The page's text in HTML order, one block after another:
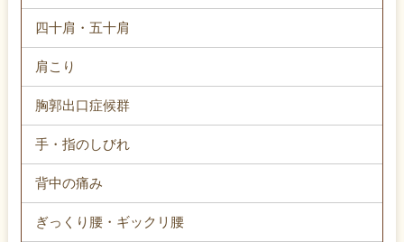
四十肩・五十肩
肩こり
胸郭出口症候群
手・指のしびれ
背中の痛み
ぎっくり腰・ギックリ腰